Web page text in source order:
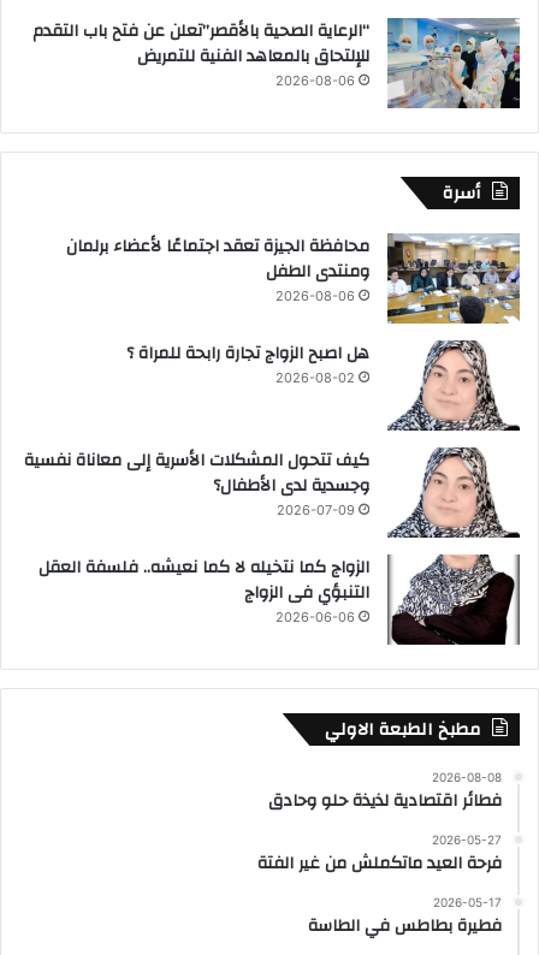
“الرعاية الصحية بالأقصر”تعلن عن فتح باب التقدم
للإلتحاق بالمعاهد الفنية للتمريض
2026-08-06
أسرة
محافظة الجيزة تعقد اجتماعًا لأعضاء برلمان
ومنتدى الطفل
2026-08-06
هل اصبح الزواج تجارة رابحة للمراة ؟
2026-08-02
كيف تتحول المشكلات الأسرية إلى معاناة نفسية
وجسدية لدى الأطفال؟
2026-07-09
الزواج كما نتخيله لا كما نعيشه.. فلسفة العقل
التنبؤي فى الزواج
2026-06-06
مطبخ الطبعة الاولي
2026-08-08
فطائر اقتصادية لذيذة حلو وحادق
2026-05-27
فرحة العيد ماتكملش من غير الفتة
2026-05-17
فطيرة بطاطس في الطاسة